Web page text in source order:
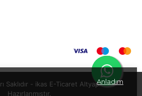
Anladım
Saklıdır - ikas E-Ticaret Altyapısı ile
Hazırlanmıştır.